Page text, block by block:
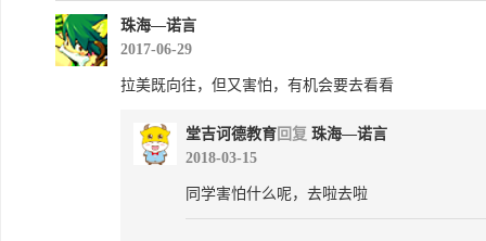
珠海—诺言
2017-06-29
拉美既向往，但又害怕，有机会要去看看
堂吉诃德教育 回复 珠海—诺言
2018-03-15
同学害怕什么呢，去啦去啦